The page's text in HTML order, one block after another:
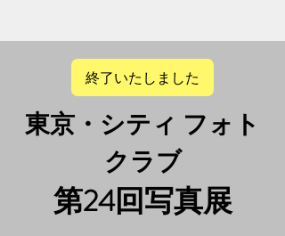
終了いたしました
東京・シティ フォト
クラブ
第24回写真展